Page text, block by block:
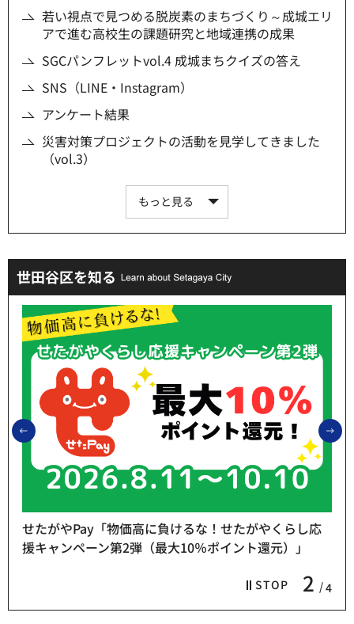
若い視点で見つめる脱炭素のまちづくり～成城エリ
アで進む高校生の課題研究と地域連携の成果
SGCパンフレットvol.4 成城まちクイズの答え
SNS（LINE・Instagram）
アンケート結果
災害対策プロジェクトの活動を見学してきました
（vol.3）
もっと見る
世田谷区を知る
前のスライドを表示
STOP 2 4
せたがやPay「物価高に負けるな！せたがやくらし応
援キャンペーン第2弾（最大10％ポイント還元）」